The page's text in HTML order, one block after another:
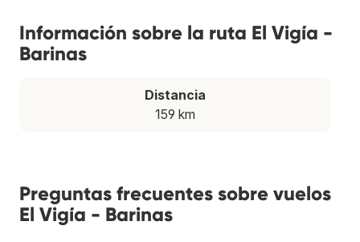
Información sobre la ruta El Vigía -
Barinas
Distancia
159 km
Preguntas frecuentes sobre vuelos
El Vigía - Barinas